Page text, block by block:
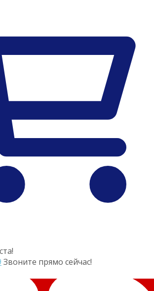
Звоните прямо сейчас!